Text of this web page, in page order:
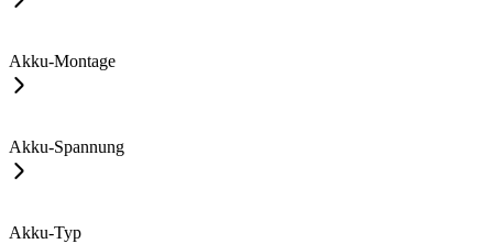
Akku-Montage
Akku-Spannung
Akku-Typ